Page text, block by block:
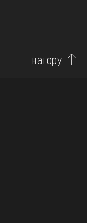
нагору